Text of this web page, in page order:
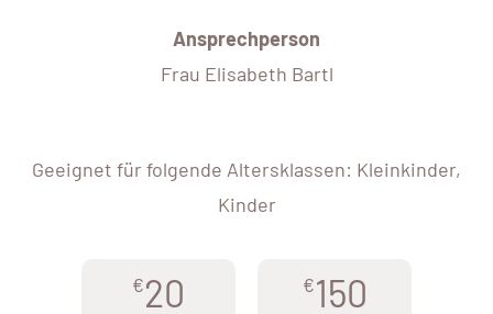
Ansprechperson
Frau Elisabeth Bartl
Geeignet für folgende Altersklassen: Kleinkinder,
Kinder
€20 €150